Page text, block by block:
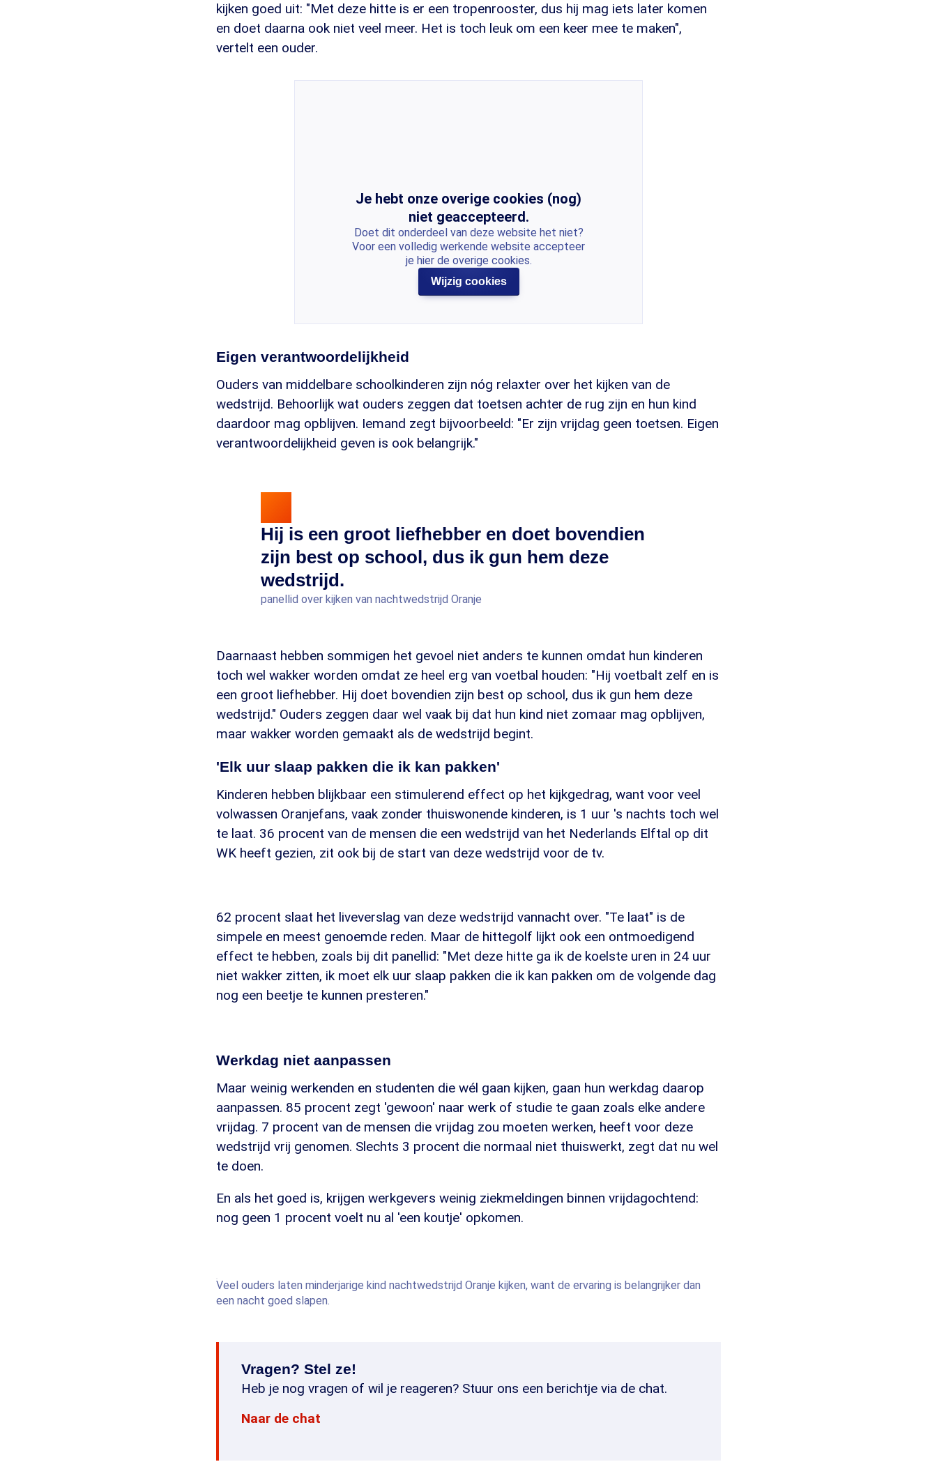
kijken goed uit: "Met deze hitte is er een tropenrooster, dus hij mag iets later komen
en doet daarna ook niet veel meer. Het is toch leuk om een keer mee te maken",
vertelt een ouder.
Je hebt onze overige cookies (nog)
niet geaccepteerd.
Doet dit onderdeel van deze website het niet?
Voor een volledig werkende website accepteer
je hier de overige cookies.
Wijzig cookies
Eigen verantwoordelijkheid
Ouders van middelbare schoolkinderen zijn nóg relaxter over het kijken van de
wedstrijd. Behoorlijk wat ouders zeggen dat toetsen achter de rug zijn en hun kind
daardoor mag opblijven. Iemand zegt bijvoorbeeld: "Er zijn vrijdag geen toetsen. Eigen
verantwoordelijkheid geven is ook belangrijk."
Hij is een groot liefhebber en doet bovendien
zijn best op school, dus ik gun hem deze
wedstrijd.
panellid over kijken van nachtwedstrijd Oranje
Daarnaast hebben sommigen het gevoel niet anders te kunnen omdat hun kinderen
toch wel wakker worden omdat ze heel erg van voetbal houden: "Hij voetbalt zelf en is
een groot liefhebber. Hij doet bovendien zijn best op school, dus ik gun hem deze
wedstrijd." Ouders zeggen daar wel vaak bij dat hun kind niet zomaar mag opblijven,
maar wakker worden gemaakt als de wedstrijd begint.
'Elk uur slaap pakken die ik kan pakken'
Kinderen hebben blijkbaar een stimulerend effect op het kijkgedrag, want voor veel
volwassen Oranjefans, vaak zonder thuiswonende kinderen, is 1 uur 's nachts toch wel
te laat. 36 procent van de mensen die een wedstrijd van het Nederlands Elftal op dit
WK heeft gezien, zit ook bij de start van deze wedstrijd voor de tv.
62 procent slaat het liveverslag van deze wedstrijd vannacht over. "Te laat" is de
simpele en meest genoemde reden. Maar de hittegolf lijkt ook een ontmoedigend
effect te hebben, zoals bij dit panellid: "Met deze hitte ga ik de koelste uren in 24 uur
niet wakker zitten, ik moet elk uur slaap pakken die ik kan pakken om de volgende dag
nog een beetje te kunnen presteren."
Werkdag niet aanpassen
Maar weinig werkenden en studenten die wél gaan kijken, gaan hun werkdag daarop
aanpassen. 85 procent zegt 'gewoon' naar werk of studie te gaan zoals elke andere
vrijdag. 7 procent van de mensen die vrijdag zou moeten werken, heeft voor deze
wedstrijd vrij genomen. Slechts 3 procent die normaal niet thuiswerkt, zegt dat nu wel
te doen.
En als het goed is, krijgen werkgevers weinig ziekmeldingen binnen vrijdagochtend:
nog geen 1 procent voelt nu al 'een koutje' opkomen.
Veel ouders laten minderjarige kind nachtwedstrijd Oranje kijken, want de ervaring is belangrijker dan
een nacht goed slapen.
Vragen? Stel ze!
Heb je nog vragen of wil je reageren? Stuur ons een berichtje via de chat.
Naar de chat